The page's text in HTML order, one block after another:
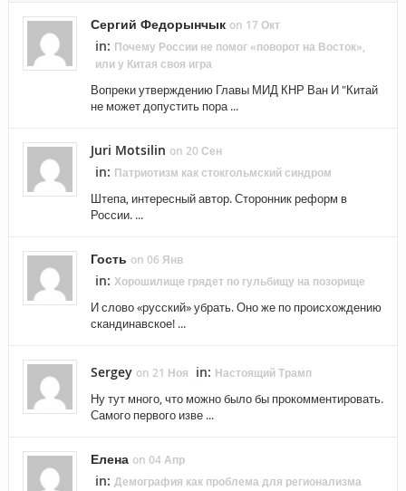
Сергий Федорынчык on 17 Окт
in: Почему России не помог «поворот на Восток»,
или у Китая своя игра
Вопреки утверждению Главы МИД КНР Ван И "Китай
не может допустить пора ...
Juri Motsilin on 20 Сен
in: Патриотизм как стокгольмский синдром
Штепа, интересный автор. Сторонник реформ в
России. ...
Гость on 06 Янв
in: Хорошилище грядет по гульбищу на позорище
И слово «русский» убрать. Оно же по происхождению
скандинавское! ...
Sergey on 21 Ноя in: Настоящий Трамп
Ну тут много, что можно было бы прокомментировать.
Самого первого изве ...
Елена on 04 Апр
in: Демография как проблема для регионализма